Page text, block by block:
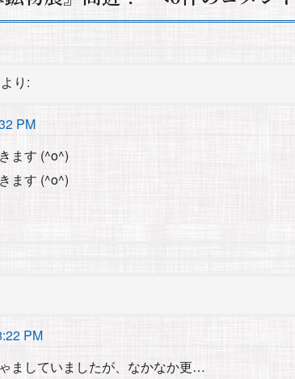
より:
PM
ます (^o^)
ます (^o^)
PM
ましていましたが、なかなか更…